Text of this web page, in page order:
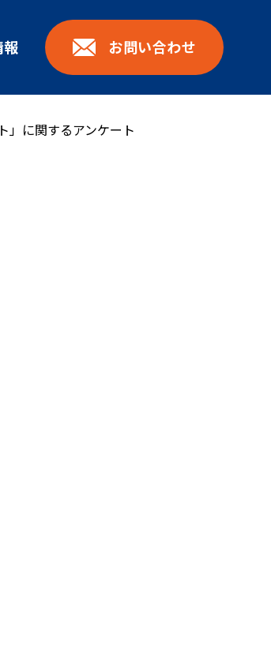
報 お問い合わせ
」に関するアンケート